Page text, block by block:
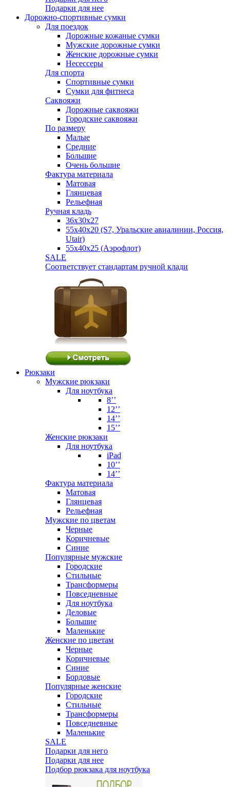
Подарки для нее
Дорожно-спортивные сумки
Для поездок
Дорожные кожаные сумки
Мужские дорожные сумки
Женские дорожные сумки
Несессеры
Для спорта
Спортивные сумки
Сумки для фитнеса
Саквояжи
Дорожные саквояжи
Городские саквояжи
По размеру
Малые
Средние
Большие
Очень большие
Фактура материала
Матовая
Глянцевая
Рельефная
Ручная кладь
36х30x27
55х40х20 (S7, Уральские авиалинии, Россия,
Utair)
55х40х25 (Аэрофлот)
SALE
Соответствует стандартам ручной клади
Рюкзаки
Мужские рюкзаки
Для ноутбука
8’’
12’’
14’’
15’’
Женские рюкзаки
Для ноутбука
iPad
10’’
14’’
Фактура материала
Матовая
Глянцевая
Рельефная
Мужские по цветам
Черные
Коричневые
Синие
Популярные мужские
Городские
Стильные
Трансформеры
Повседневные
Для ноутбука
Деловые
Большие
Маленькие
Женские по цветам
Черные
Коричневые
Синие
Бордовые
Популярные женские
Городские
Стильные
Трансформеры
Повседневные
Маленькие
SALE
Подарки для него
Подарки для нее
Подбор рюкзака для ноутбука